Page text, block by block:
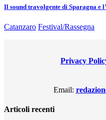
Il sound travolgente di Sparagna e
Catanzaro Festival/Rassegna
Privacy
Email:
Articoli recenti